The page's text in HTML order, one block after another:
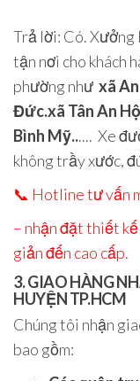
Trả lời: Có.Xưởng
tận nơi cho khách
phường như xã
Đức.xã Tân An
Bình Mỹ...... Xe
không trầy xước,
📞 Hotline tư vấn
– nhận đặt thiết
giản đến cao cấp.
3. GIAO HÀNG
HUYỆN TP.HCM
Chúng tôi nhận
bao gồm: